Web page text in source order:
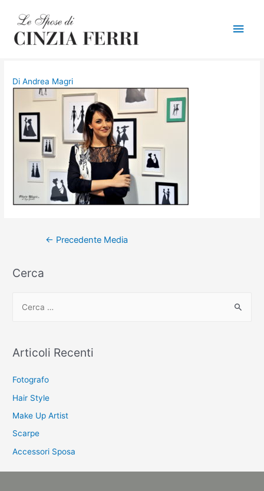
DiAndrea Magri
Navigazione
← Precedente Media
Cerca
c
:
Articoli Recenti
Fotografo
Hair Style
Make Up Artist
Scarpe
Accessori Sposa